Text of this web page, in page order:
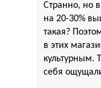
Странно, но
на 20-30%
такая?
в этих
культурным.
себя